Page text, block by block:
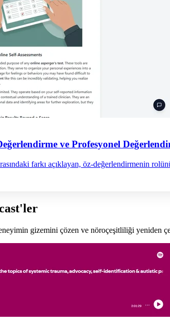
ve Profesyonel
farkı açıklayan, öz-değerlendirmenin
gizemini çözen ve nöroçeşitliliği yeniden